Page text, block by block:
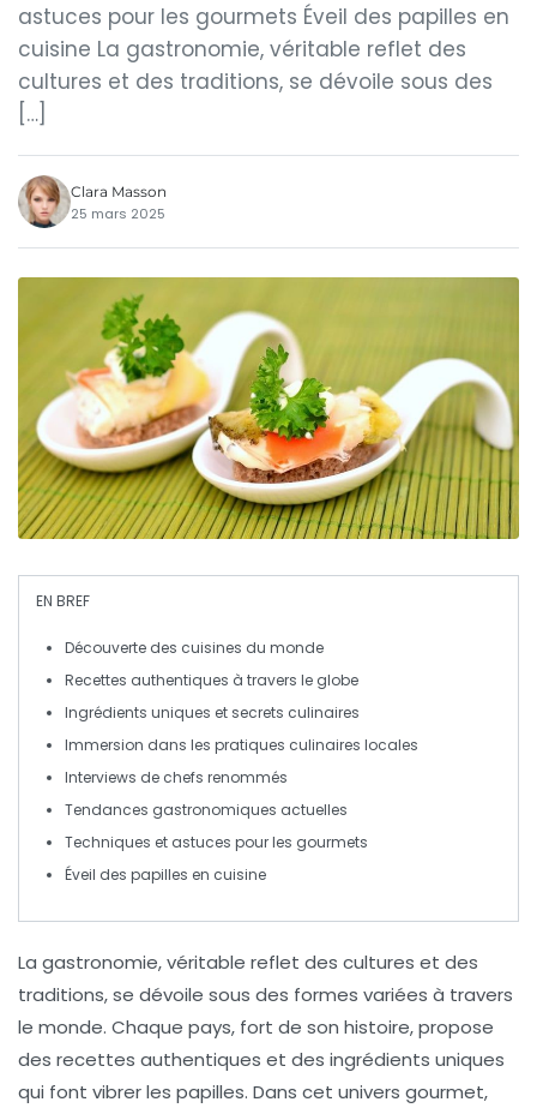
astuces pour les gourmets Éveil des papilles en
cuisine La gastronomie, véritable reflet des
cultures et des traditions, se dévoile sous des
[…]
Clara Masson
25 mars 2025
EN BREF
Découverte des cuisines du monde
Recettes authentiques à travers le globe
Ingrédients uniques et secrets culinaires
Immersion dans les pratiques culinaires locales
Interviews de chefs renommés
Tendances gastronomiques actuelles
Techniques et astuces pour les gourmets
Éveil des papilles en cuisine
La gastronomie, véritable reflet des cultures et des
traditions, se dévoile sous des formes variées à travers
le monde. Chaque pays, fort de son histoire, propose
des recettes authentiques et des ingrédients uniques
qui font vibrer les papilles. Dans cet univers gourmet,